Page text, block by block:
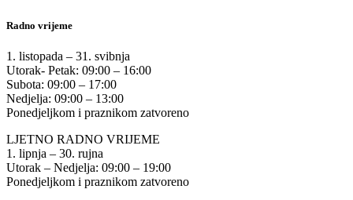
Radno vrijeme
1. listopada – 31. svibnja
Utorak- Petak: 09:00 – 16:00
Subota: 09:00 – 17:00
Nedjelja: 09:00 – 13:00
Ponedjeljkom i praznikom zatvoreno
LJETNO RADNO VRIJEME
1. lipnja – 30. rujna
Utorak – Nedjelja: 09:00 – 19:00
Ponedjeljkom i praznikom zatvoreno